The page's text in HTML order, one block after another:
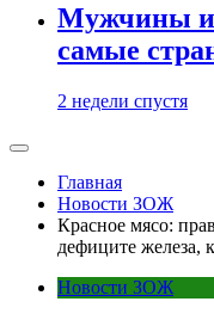
Мужчины и
самые
2 недели спустя
Главная
Новости ЗОЖ
Красное мясо:
дефиците железа,
Новости ЗОЖ